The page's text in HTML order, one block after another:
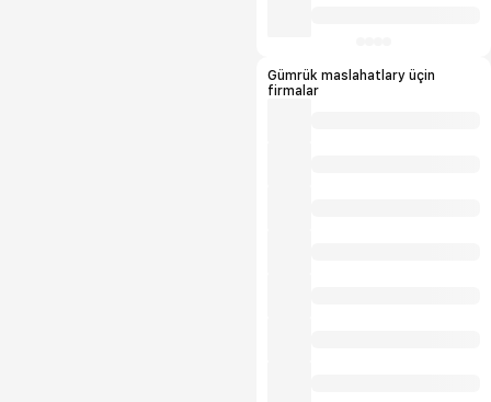
Gümrük maslahatlary üçin
firmalar